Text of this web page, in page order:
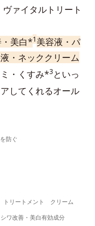
ァイタルトリート
美白*1 美容液・パ
・ネッククリーム
・くすみ*3 といっ
してくれるオール
防ぐ
リートメント クリーム
ワ改善・美白有効成分